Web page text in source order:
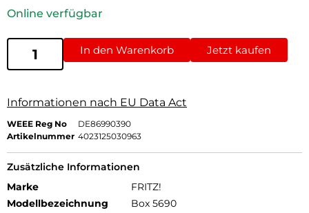
Online verfügbar
In den Warenkorb Jetzt kaufen
Informationen nach EU Data Act
WEEE Reg No
DE86990390
Artikelnummer 4023125030963
Zusätzliche Informationen
Marke
FRITZ!
Modellbezeichnung
Box 5690